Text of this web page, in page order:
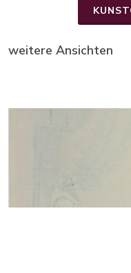
weitere Ansichten